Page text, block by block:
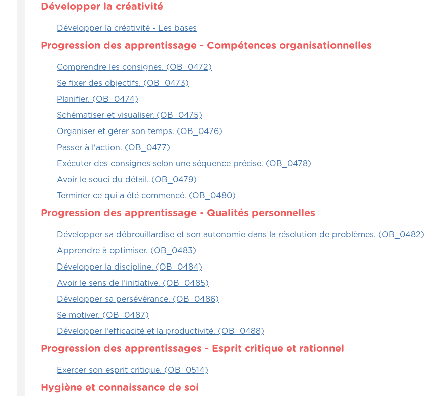
Développer la créativité
Développer la créativité - Les bases
Progression des apprentissage - Compétences organisationnelles
Comprendre les consignes. (OB_0472)
Se fixer des objectifs. (OB_0473)
Planifier. (OB_0474)
Schématiser et visualiser. (OB_0475)
Organiser et gérer son temps. (OB_0476)
Passer à l'action. (OB_0477)
Exécuter des consignes selon une séquence précise. (OB_0478)
Avoir le souci du détail. (OB_0479)
Terminer ce qui a été commencé. (OB_0480)
Progression des apprentissage - Qualités personnelles
Développer sa débrouillardise et son autonomie dans la résolution de problèmes. (OB_0482)
Apprendre à optimiser. (OB_0483)
Développer la discipline. (OB_0484)
Avoir le sens de l’initiative. (OB_0485)
Développer sa persévérance. (OB_0486)
Se motiver. (OB_0487)
Développer l’efficacité et la productivité. (OB_0488)
Progression des apprentissages - Esprit critique et rationnel
Exercer son esprit critique. (OB_0514)
Hygiène et connaissance de soi